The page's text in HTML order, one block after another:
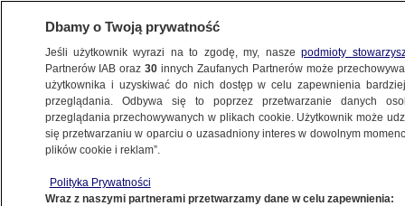
WARSZAWA
OKOLICE
Problem był z dokumentami
Dbamy o Twoją prywatność
Jeśli użytkownik wyrazi na to zgodę, my, naszepodmioty
Partnerów IAB oraz30 innych Zaufanych Partnerów może
użytkownika i uzyskiwać do nich dostęp w celu zapewnienia
przeglądania. Odbywa się to poprzez przetwarzanie danych
przeglądania przechowywanych w plikach cookie. Użytkownik może
się przetwarzaniu w oparciu o uzasadniony interes w dowolnym
plików cookie i reklam”.
Polityka Prywatności
Wraz z naszymi partnerami przetwarzamy dane w celu zapewnienia: